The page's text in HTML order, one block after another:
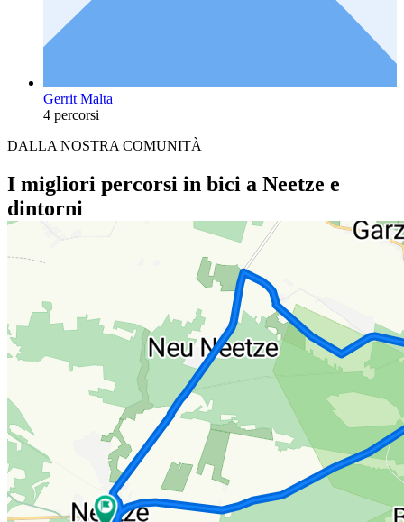
Gerrit Malta
4 percorsi
DALLA NOSTRA COMUNITÀ
I migliori percorsi in bici a Neetze e
dintorni